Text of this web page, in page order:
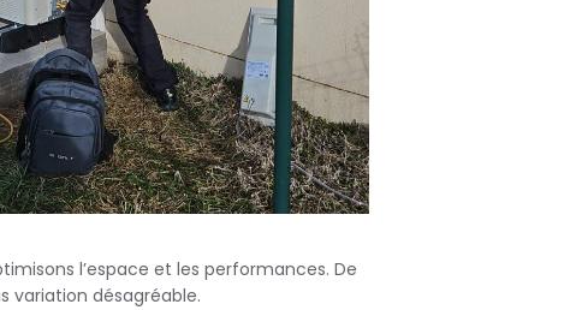
l’espace et les performances. De
variation désagréable.